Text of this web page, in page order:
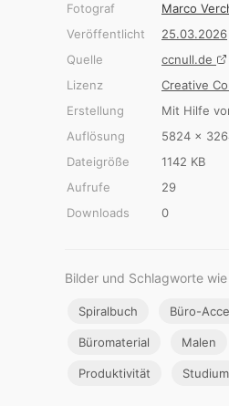
Fotograf
Marco
Veröffentlicht
25.03.2026
Quelle
ccnull.de
Lizenz
Creative
Erstellung
Mit Hilfe
Auflösung
5824 ×
Dateigröße
1142 KB
Aufrufe
29
Downloads
0
Bilder und Schlagworte
Spiralbuch Büro-
Büromaterial Malen
Produktivität Studium